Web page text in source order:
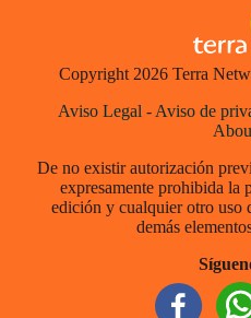
Copyright 2026 Terra
Aviso Legal - Aviso de
De no existir autorización
expresamente prohibida la
edición y cualquier otro uso
demás